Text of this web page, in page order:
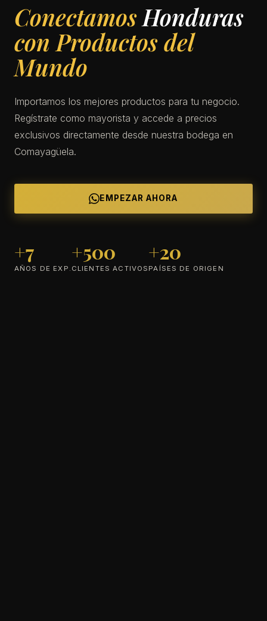
Basant Internacional
ConectamosHonduras
con Productos del
Mundo
Importamos los mejores productos para tu negocio.
Regístrate como mayorista y accede a precios
exclusivos directamente desde nuestra bodega en
Comayagüela.
EMPEZAR AHORA
+7
AÑOS DE EXP.
+500
CLIENTES ACTIVOS
+20
PAÍSES DE ORIGEN